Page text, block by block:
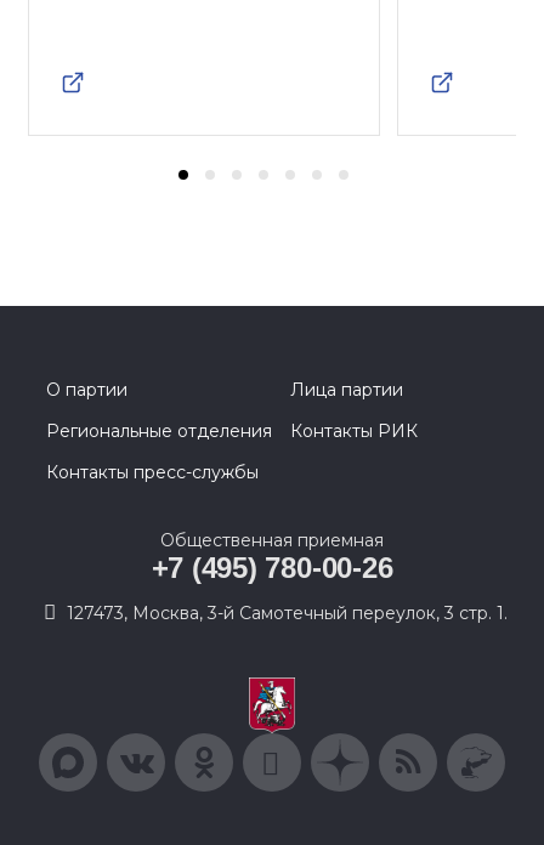
О партии
Лица партии
Региональные отделения
Контакты РИК
Контакты пресс-службы
Общественная приемная
+7 (495) 780-00-26
127473, Москва, 3-й Самотечный переулок, 3 стр. 1.